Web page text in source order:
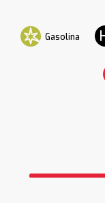
Gasolina